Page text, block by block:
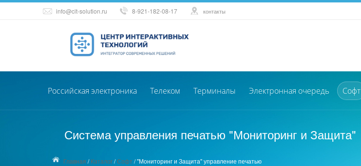
info@cit-solution.ru 8-921-182-08-17 контакты
Российская электроника Телеком Терминалы Электронная очередь Софт
Система управления печатью "Мониторинг и Защита"
Главная /Каталог/Софт /"Мониторинг и Защита" управление печатью